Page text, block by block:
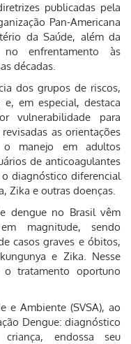
publicadas pela
Pan-Americana
da Saúde, além da
enfrentamento às
décadas.
dos grupos de riscos,
em especial, destaca
vulnerabilidade para
as orientações
o manejo em adultos
de anticoagulantes
diagnóstico diferencial
Zika e outras doenças.
dengue no Brasil vêm
magnitude, sendo
casos graves e óbitos,
e Zika. Nesse
tratamento oportuno
e Ambiente (SVSA), ao
Dengue: diagnóstico
endossa seu